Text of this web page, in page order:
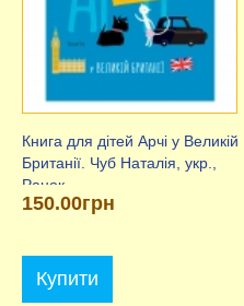
Книга для дітей Арчі у Великій
Британії. Чуб Наталія, укр.,
Ранок
150.00грн
Купити